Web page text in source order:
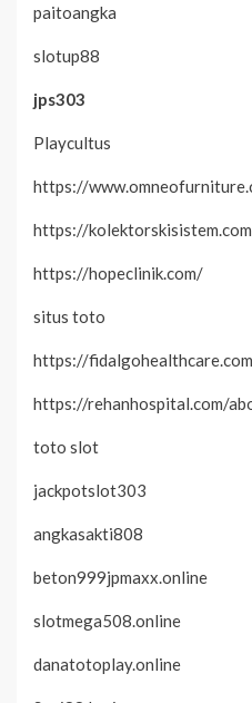
paitoangka
slotup88
jps303
Playcultus
https://
https://
https://hopeclinik.com/
situs toto
https://
https://rehanhospital.com/
toto slot
jackpotslot303
angkasakti808
beton999jpmaxx.online
slotmega508.online
danatotoplay.online